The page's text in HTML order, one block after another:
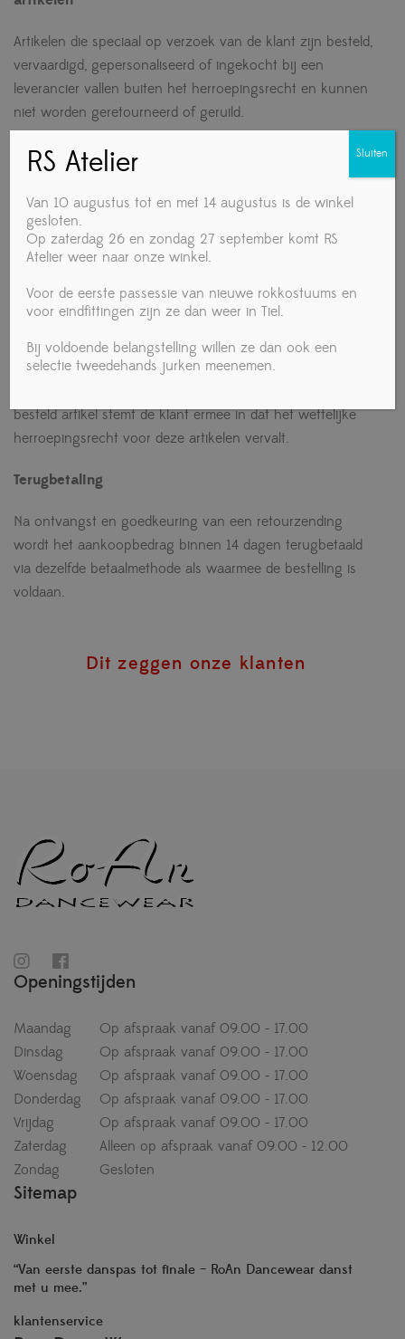
Artikelen die speciaal op verzoek van de klant zijn besteld,
vervaardigd, gepersonaliseerd of ingekocht bij een
leverancier vallen buiten het herroepingsrecht en kunnen
niet worden geretourneerd of geruild.
Onder speciaal bestelde artikelen verstaan wij onder meer:
danskleding die niet tot ons reguliere
voorraadassortiment behoort;
op maat gemaakte kleding;
gepersonaliseerde of bedrukte artikelen;
kostuums of kleding die op verzoek in een specifieke
maat, kleur of uitvoering zijn besteld.
besteld artikel stemt de klant ermee in dat het wettelijke
herroepingsrecht voor deze artikelen vervalt.
Terugbetaling
Na ontvangst en goedkeuring van een retourzending
wordt het aankoopbedrag binnen 14 dagen terugbetaald
via dezelfde betaalmethode als waarmee de bestelling is
voldaan.
Dit zeggen onze klanten
Openingstijden
Maandag
Op afspraak vanaf 09.00 - 17.00
Dinsdag
Op afspraak vanaf 09.00 - 17.00
Woensdag
Op afspraak vanaf 09.00 - 17.00
Donderdag
Op afspraak vanaf 09.00 - 17.00
Vrijdag
Op afspraak vanaf 09.00 - 17.00
Zaterdag
Alleen op afspraak vanaf 09.00 - 12.00
Zondag
Gesloten
Sitemap
Winkel
“Van eerste danspas tot finale – RoAn Dancewear danst
met u mee.”
klantenservice
RS Atelier
Van 10 augustus tot en met 14 augustus is de winkel
gesloten.
Op zaterdag 26 en zondag 27 september komt RS
Atelier weer naar onze winkel.
Voor de eerste passessie van nieuwe rokkostuums en
voor eindfittingen zijn ze dan weer in Tiel.
Bij voldoende belangstelling willen ze dan ook een
selectie tweedehands jurken meenemen.
Sluiten